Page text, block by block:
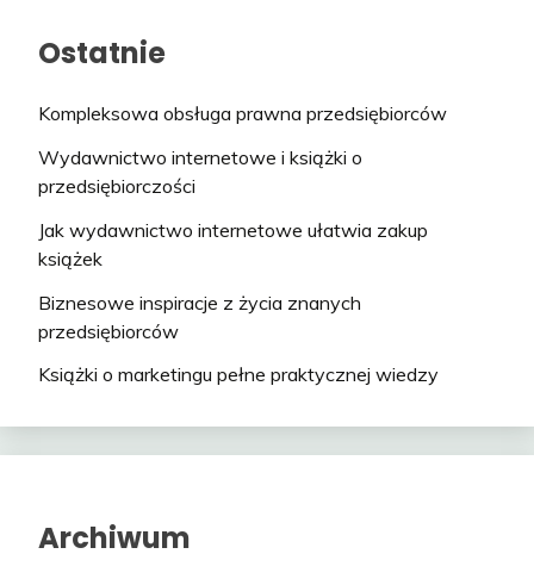
Ostatnie
Kompleksowa obsługa prawna przedsiębiorców
Wydawnictwo internetowe i książki o
przedsiębiorczości
Jak wydawnictwo internetowe ułatwia zakup
książek
Biznesowe inspiracje z życia znanych
przedsiębiorców
Książki o marketingu pełne praktycznej wiedzy
Archiwum